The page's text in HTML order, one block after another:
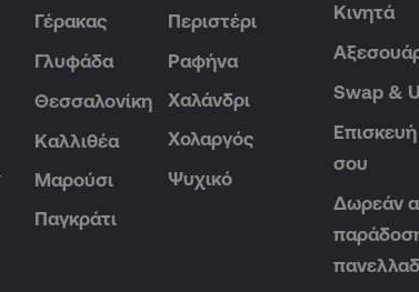
Γέρακας
Γλυφάδα
Θεσσαλονίκη
Καλλιθέα
Μαρούσι
Παγκράτι
Περιστέρι
Ραφήνα
Χαλάνδρι
Χολαργός
Ψυχικό
Κινητά
Swap &
σου
Δωρεάν